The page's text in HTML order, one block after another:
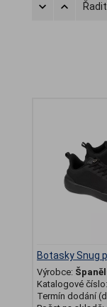
Botasky Snug
Výrobce:
Katalogové číslo:
Termín dodání